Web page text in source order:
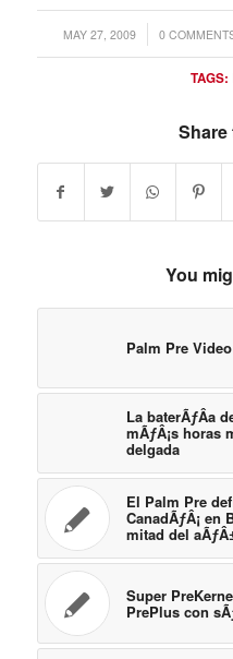
MAY 27, 2009
/ 0 /
TAGS:
You
Palm Pre Video
La baterÃƒÂ­a
mÃƒÂ¡s horas
delgada
El Palm Pre
CanadÃƒÂ¡
mitad del
Super
PrePlus con